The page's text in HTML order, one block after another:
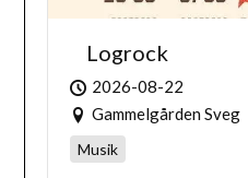
Logrock
2026-08-22
Gammelgården Sveg
Musik